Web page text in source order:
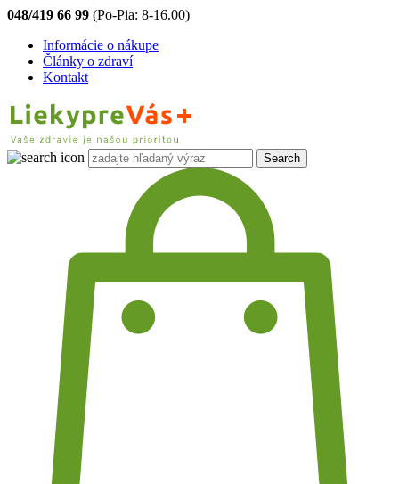
048/419 66 99 (Po-Pia: 8-16.00)
Informácie o nákupe
Články o zdraví
Kontakt